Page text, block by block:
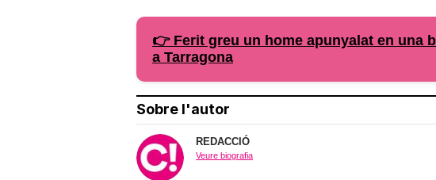
👉 Ferit greu un home apunyalat en una
a Tarragona
Sobre l'autor
REDACCIÓ
Veure biografia